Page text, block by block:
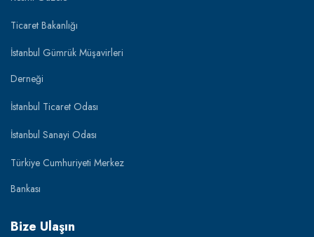
Ticaret Bakanlığı
İstanbul Gümrük Müşavirleri
Derneği
İstanbul Ticaret Odası
İstanbul Sanayi Odası
Türkiye Cumhuriyeti Merkez
Bankası
Bize Ulaşın